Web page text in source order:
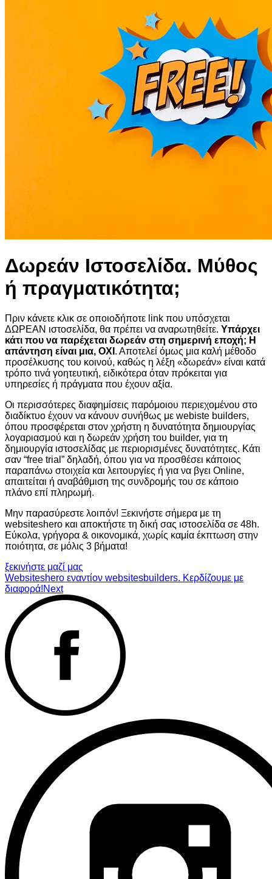
Δωρεάν Ιστοσελίδα. Μύθος
ή πραγματικότητα;
Πριν κάνετε κλικ σε οποιοδήποτε link που υπόσχεται
ΔΩΡΕΑΝ ιστοσελίδα, θα πρέπει να αναρωτηθείτε. Υπάρχει
κάτι που να παρέχεται δωρεάν στη σημερινή εποχή; Η
απάντηση είναι μια, ΟΧΙ . Αποτελεί όμως μια καλή μέθοδο
προσέλκυσης του κοινού, καθώς η λέξη «δωρεάν» είναι κατά
τρόπο τινά γοητευτική, ειδικότερα όταν πρόκειται για
υπηρεσίες ή πράγματα που έχουν αξία.
Οι περισσότερες διαφημίσεις παρόμοιου περιεχομένου στο
διαδίκτυο έχουν να κάνουν συνήθως με webiste builders,
όπου προσφέρεται στον χρήστη η δυνατότητα δημιουργίας
λογαριασμού και η δωρεάν χρήση του builder, για τη
δημιουργία ιστοσελίδας με περιορισμένες δυνατότητες. Κάτι
σαν “free trial” δηλαδή, όπου για να προσθέσει κάποιος
παραπάνω στοιχεία και λειτουργίες ή για να βγει Online,
απαιτείται ή αναβάθμιση της συνδρομής του σε κάποιο
πλάνο επί πληρωμή.
Μην παρασύρεστε λοιπόν! Ξεκινήστε σήμερα με τη
websiteshero και αποκτήστε τη δική σας ιστοσελίδα σε 48h.
Eύκολα, γρήγορα & οικονομικά, χωρίς καμία έκπτωση στην
ποιότητα, σε μόλις 3 βήματα!
ξεκινήστε μαζί μας
Websiteshero εναντίον websitesbuilders. Κερδίζουμε με
διαφορά!Next